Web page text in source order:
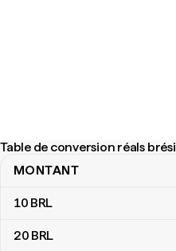
Table de conversion réals
Table de conversion réals
MONTANT
10 BRL
20 BRL